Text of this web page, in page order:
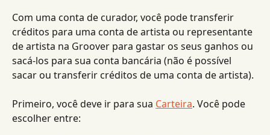
Com uma conta de curador, você pode transferir
créditos para uma conta de artista ou representante
de artista na Groover para gastar os seus ganhos ou
sacá-los para sua conta bancária (não é possível
sacar ou transferir créditos de uma conta de artista).
Primeiro, você deve ir para sua Carteira. Você pode
escolher entre: